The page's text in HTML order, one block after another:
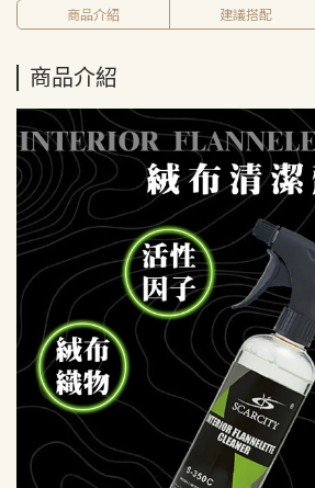
商品介紹 建議搭配
商品介紹